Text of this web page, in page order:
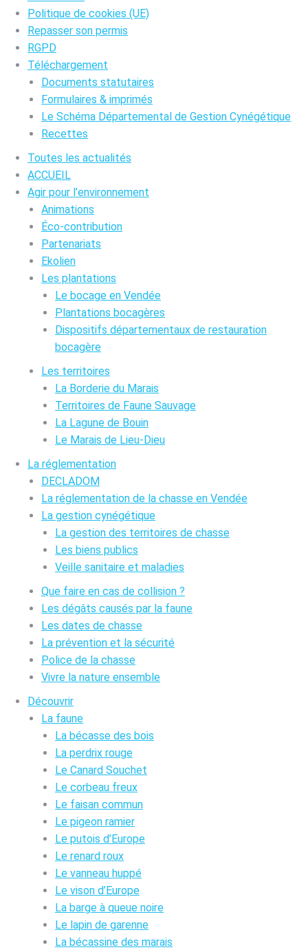
Politique de cookies (UE)
Repasser son permis
RGPD
Téléchargement
Documents statutaires
Formulaires & imprimés
Le Schéma Départemental de Gestion Cynégétique
Recettes
Toutes les actualités
ACCUEIL
Agir pour l’environnement
Animations
Éco-contribution
Partenariats
Ekolien
Les plantations
Le bocage en Vendée
Plantations bocagères
Dispositifs départementaux de restauration
bocagère
Les territoires
La Borderie du Marais
Territoires de Faune Sauvage
La Lagune de Bouin
Le Marais de Lieu-Dieu
La réglementation
DECLADOM
La réglementation de la chasse en Vendée
La gestion cynégétique
La gestion des territoires de chasse
Les biens publics
Veille sanitaire et maladies
Que faire en cas de collision ?
Les dégâts causés par la faune
Les dates de chasse
La prévention et la sécurité
Police de la chasse
Vivre la nature ensemble
Découvrir
La faune
La bécasse des bois
La perdrix rouge
Le Canard Souchet
Le corbeau freux
Le faisan commun
Le pigeon ramier
Le putois d’Europe
Le renard roux
Le vanneau huppé
Le vison d’Europe
La barge à queue noire
Le lapin de garenne
La bécassine des marais